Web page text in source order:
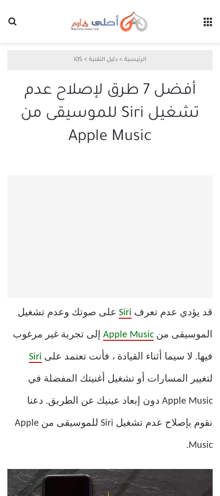
الرئيسية > دليل التقنية >
iOS
أفضل 7 طرق لإصلاح عدم
تشغيل Siri للموسيقى من
Apple Music
قد يؤدي عدم تعرف Siri على صوتك وعدم تشغيل
الموسيقى من Apple Music إلى تجربة غير مرغوب
فيها. لا سيما أثناء القيادة ، فأنت تعتمد على Siri
لتغيير المسارات أو تشغيل أغنيتك المفضلة في
Apple Music دون إبعاد عينيك عن الطريق. دعنا
نقوم بإصلاح عدم تشغيل Siri للموسيقى من Apple
Music.